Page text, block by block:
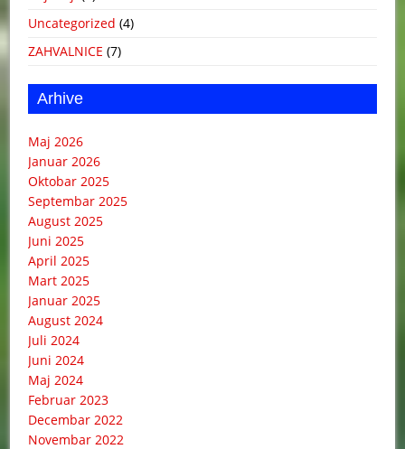
Uncategorized (4)
ZAHVALNICE (7)
Arhive
Maj 2026
Januar 2026
Oktobar 2025
Septembar 2025
August 2025
Juni 2025
April 2025
Mart 2025
Januar 2025
August 2024
Juli 2024
Juni 2024
Maj 2024
Februar 2023
Decembar 2022
Novembar 2022